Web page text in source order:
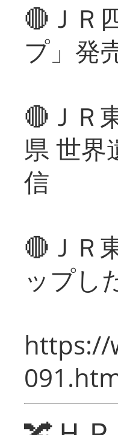
🔴ＪＲ
プ」発
🔴ＪＲ
県 世界
信
🔴ＪＲ
ップし
https://